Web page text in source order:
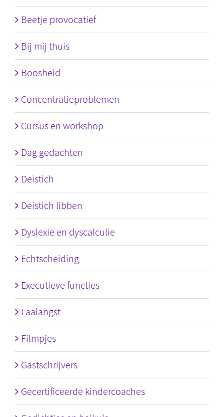
Beetje provocatief
Bij mij thuis
Boosheid
Concentratieproblemen
Cursus en workshop
Dag gedachten
Deistich
Deistich libben
Dyslexie en dyscalculie
Echtscheiding
Executieve functies
Faalangst
Filmpjes
Gastschrijvers
Gecertificeerde kindercoaches